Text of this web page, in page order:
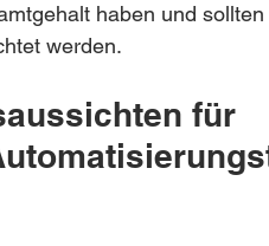
haben und
werden.
für